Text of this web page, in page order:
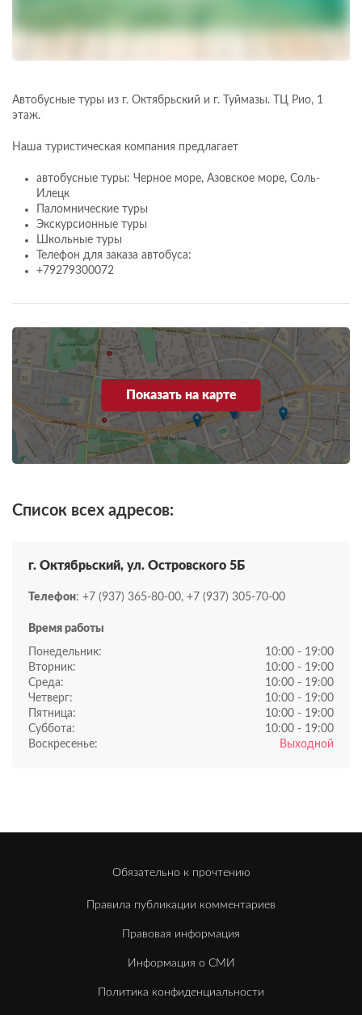
Автобусные туры из г. Октябрьский и г. Туймазы. ​ТЦ Рио, 1
этаж.
Наша туристическая компания предлагает
автобусные туры: Черное море, Азовское море, Соль-
Илецк
Паломнические туры
Экскурсионные туры
Школьные туры
Телефон для заказа автобуса:
+79279300072
Показать на карте
Список всех адресов:
г. Октябрьский, ул. Островского 5Б
Телефон: +7 (937) 365-80-00, +7 (937) 305-70-00
Время работы
Понедельник:
10:00 - 19:00
Вторник:
10:00 - 19:00
Среда:
10:00 - 19:00
Четверг:
10:00 - 19:00
Пятница:
10:00 - 19:00
Суббота:
10:00 - 19:00
Воскресенье:
Выходной
Обязательно к прочтению
Правила публикации комментариев
Правовая информация
Информация о СМИ
Политика конфиденциальности